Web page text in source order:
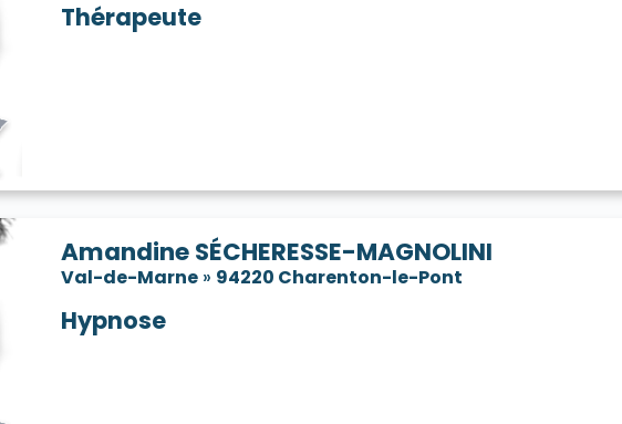
Thérapeute
Amandine SÉCHERESSE-MAGNOLINI
Val-de-Marne » 94220 Charenton-le-Pont
Hypnose